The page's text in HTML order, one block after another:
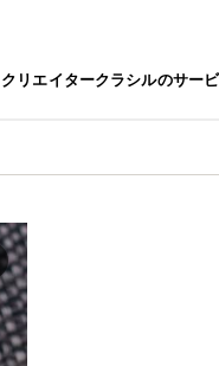
クリエイタークラシルのサー